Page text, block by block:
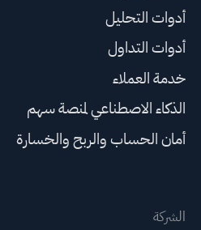
أدوات التحليل
أدوات التداول
خدمة العملاء
الذكاء الاصطناعي لمنصة سهم
أمان الحساب والربح والخسارة
الشركة